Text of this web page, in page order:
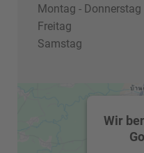
Montag - Donnerstag
Freitag
Samstag
Wir